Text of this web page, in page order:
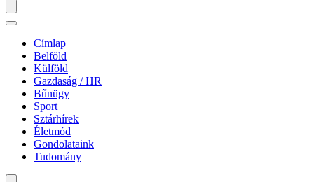
Címlap
Belföld
Külföld
Gazdaság / HR
Bűnügy
Sport
Sztárhírek
Életmód
Gondolataink
Tudomány